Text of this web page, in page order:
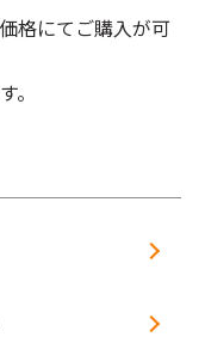
格にてご購入が可
。